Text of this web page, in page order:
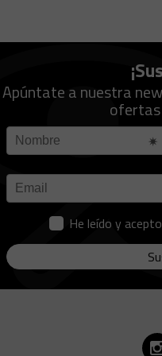
Apúntate a nuestra
ofertas
He leído y